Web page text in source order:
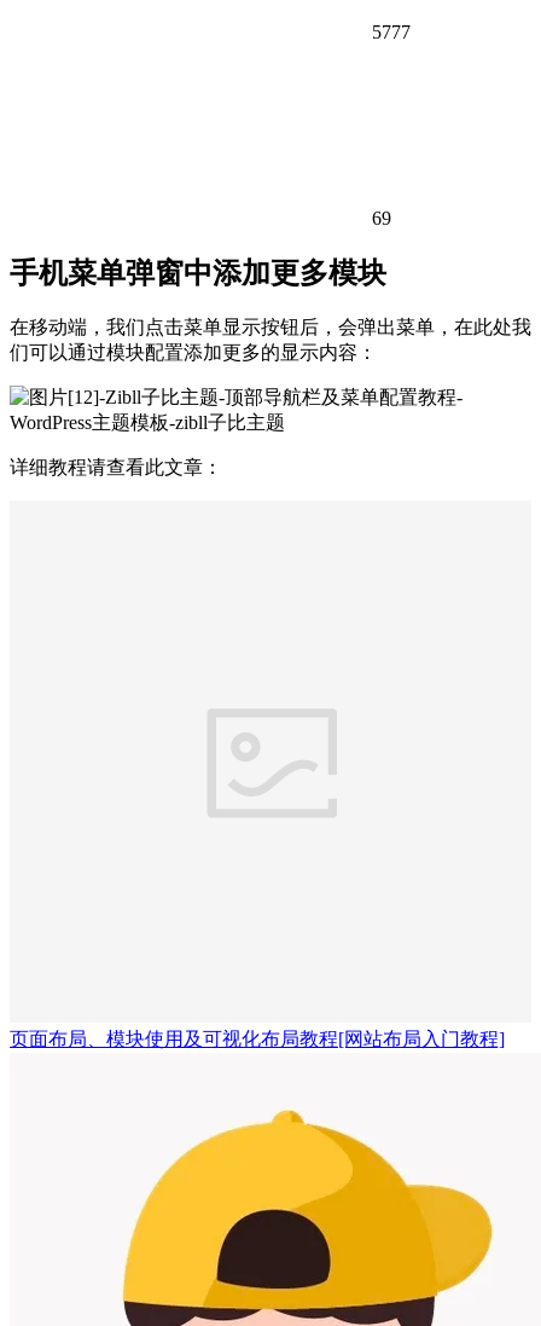
5777
69
手机菜单弹窗中添加更多模块
在移动端，我们点击菜单显示按钮后，会弹出菜单，在此处我
们可以通过模块配置添加更多的显示内容：
详细教程请查看此文章：
页面布局、模块使用及可视化布局教程[网站布局入门教程]